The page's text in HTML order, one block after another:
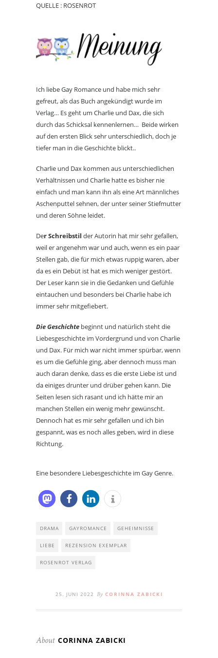
QUELLE : ROSENROT
Ich liebe Gay Romance und habe mich sehr
gefreut, als das Buch angekündigt wurde im
Verlag… Es geht um Charlie und Dax, die sich
durch das Schicksal kennenlernen… Beide wirken
auf den ersten Blick sehr unterschiedlich, doch je
tiefer man in die Geschichte blickt..
Charlie und Dax kommen aus unterschiedlichen
Verhältnissen und Charlie hatte es bisher nie
einfach und man kann ihn als eine Art männliches
Aschenputtel sehnen, der unter seiner Stiefmutter
und deren Söhne leidet.
Der Schreibstil der Autorin hat mir sehr gefallen,
weil er angenehm war und auch, wenn es ein paar
Stellen gab, die für mich etwas ruppig waren, aber
da es ein Debüt ist hat es mich weniger gestört.
Der Leser kann sie in die Gedanken und Gefühle
eintauchen und besonders bei Charlie habe ich
immer sehr mitgefiebert.
Die Geschichte beginnt und natürlich steht die
Liebesgeschichte im Vordergrund und von Charlie
und Dax. Für mich war nicht immer spürbar, wenn
es um die Gefühle ging, aber dennoch muss man
auch daran denke, dass es die erste Liebe ist und
da einiges drunter und drüber gehen kann. Die
Seiten lesen sich rasant und ich hätte mir an
manchen Stellen ein wenig mehr gewünscht.
Dennoch hat es mir sehr gefallen und ich bin
gespannt, was es noch alles geben, wird in diese
Richtung.
Eine besondere Liebesgeschichte im Gay Genre.
DRAMA GAYROMANCE GEHEIMNISSE
LIEBE REZENSION EXEMPLAR
ROSENROT VERLAG
25. JUNI 2022 By CORINNA ZABICKI
About CORINNA ZABICKI